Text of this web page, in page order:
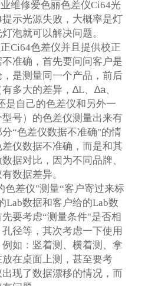
维修爱色丽色差仪Ci64光
示光源失败，大概率是灯
泡就可以解决问题。
Ci64色差仪并且提供校正
准确，首先要问问客户是
是测量同一个产品，前后
多大的差异，∆L、∆a、
是自己的色差仪和另外一
号）的色差仪测量出来有
“色差仪数据不准确"的情
仪数据不准确，而是和其
据对比，因为不同品牌、
数据差异。
色差仪"测量“客户寄过来标
Lab数据和客户给的Lab数
要考虑“测量条件"是否相
径等，其次考虑一下使用
如：竖着测、横着测、拿
在桌面上测，甚至要考
现了数据漂移的情况，而